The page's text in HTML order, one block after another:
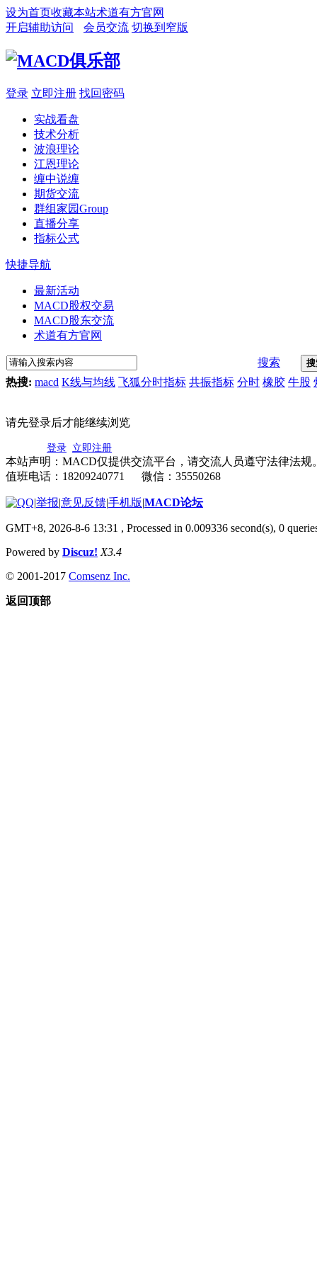
设为首页收藏本站术道有方官网
开启辅助访问
会员交流 切换到窄版
登录 立即注册 找回密码
实战看盘
技术分析
波浪理论
江恩理论
缠中说缠
期货交流
群组家园Group
直播分享
指标公式
快捷导航
最新活动
MACD股权交易
MACD股东交流
术道有方官网
搜索
热搜: macd K线与均线 飞狐分时指标 共振指标 分时 橡胶 牛股
请先登录后才能继续浏览
登录 立即注册
本站声明：MACD仅提供交流平台，请交流人员遵守法律法规
值班电话：18209240771 微信：35550268
|举报|意见反馈|手机版|MACD论坛
GMT+8, 2026-8-6 13:31 , Processed in 0.009336 second(s), 0
Powered by Discuz! X3.4
© 2001-2017 Comsenz Inc.
返回顶部